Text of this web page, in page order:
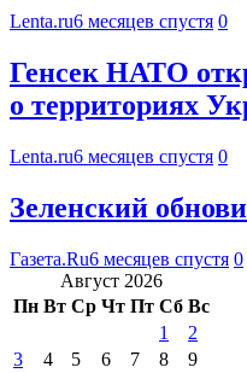
Lenta.ru6 месяцев спустя 0
Генсек НАТО
о территориях
Lenta.ru6 месяцев спустя 0
Зеленский
Газета.Ru6 месяцев спустя 0
Август 2026
Пн Вт Ср Чт Пт Сб Вс
1
2
3
4 5 6 7 8
9